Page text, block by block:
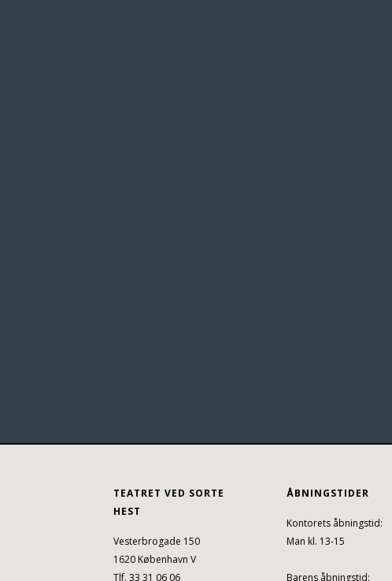
TEATRET VED SORTE
HEST
Vesterbrogade 150
1620 København V
Tlf. 33 31 06 06
ÅBNINGSTIDER
Kontorets åbningstid:
Man kl. 13-15
Barens åbningstid: